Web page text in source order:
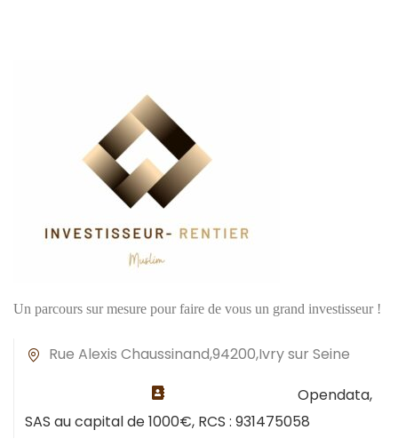
Un parcours sur mesure pour faire de vous un grand investisseur !
Rue Alexis Chaussinand,94200,Ivry sur Seine
Opendata,
SAS au capital de 1000€, RCS : 931475058